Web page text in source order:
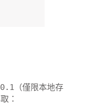
（僅限本地存
：